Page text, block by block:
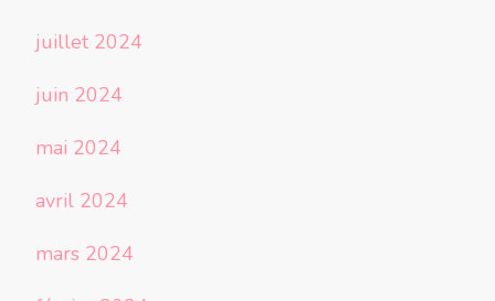
juillet 2024
juin 2024
mai 2024
avril 2024
mars 2024